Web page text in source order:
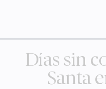
Días sin
Santa